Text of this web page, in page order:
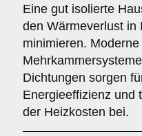
Eine gut isolierte
den Wärmeverlust in
minimieren.
Dichtungen sorgen
Energieeffizienz und
der Heizkosten bei.